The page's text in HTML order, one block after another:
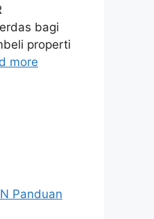
bagi
properti
more
Panduan